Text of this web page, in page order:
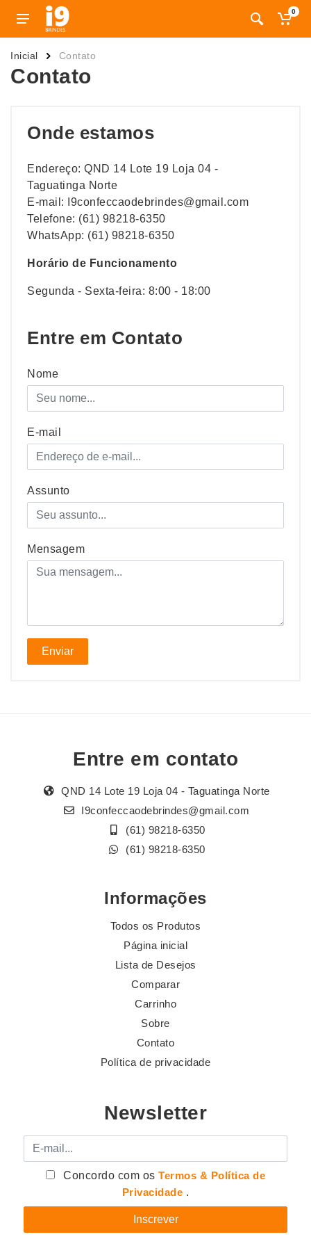
0
Inicial Contato
Contato
Onde estamos
Endereço: QND 14 Lote 19 Loja 04 -
Taguatinga Norte
E-mail: I9confeccaodebrindes@gmail.com
Telefone: (61) 98218-6350
WhatsApp: (61) 98218-6350
Horário de Funcionamento
Segunda - Sexta-feira: 8:00 - 18:00
Entre em Contato
Nome
E-mail
Assunto
Mensagem
Enviar
Entre em contato
QND 14 Lote 19 Loja 04 - Taguatinga Norte
I9confeccaodebrindes@gmail.com
(61) 98218-6350
(61) 98218-6350
Informações
Todos os Produtos
Página inicial
Lista de Desejos
Comparar
Carrinho
Sobre
Contato
Política de privacidade
Newsletter
E-mail
Concordo com osTermos & Política de
Privacidade .